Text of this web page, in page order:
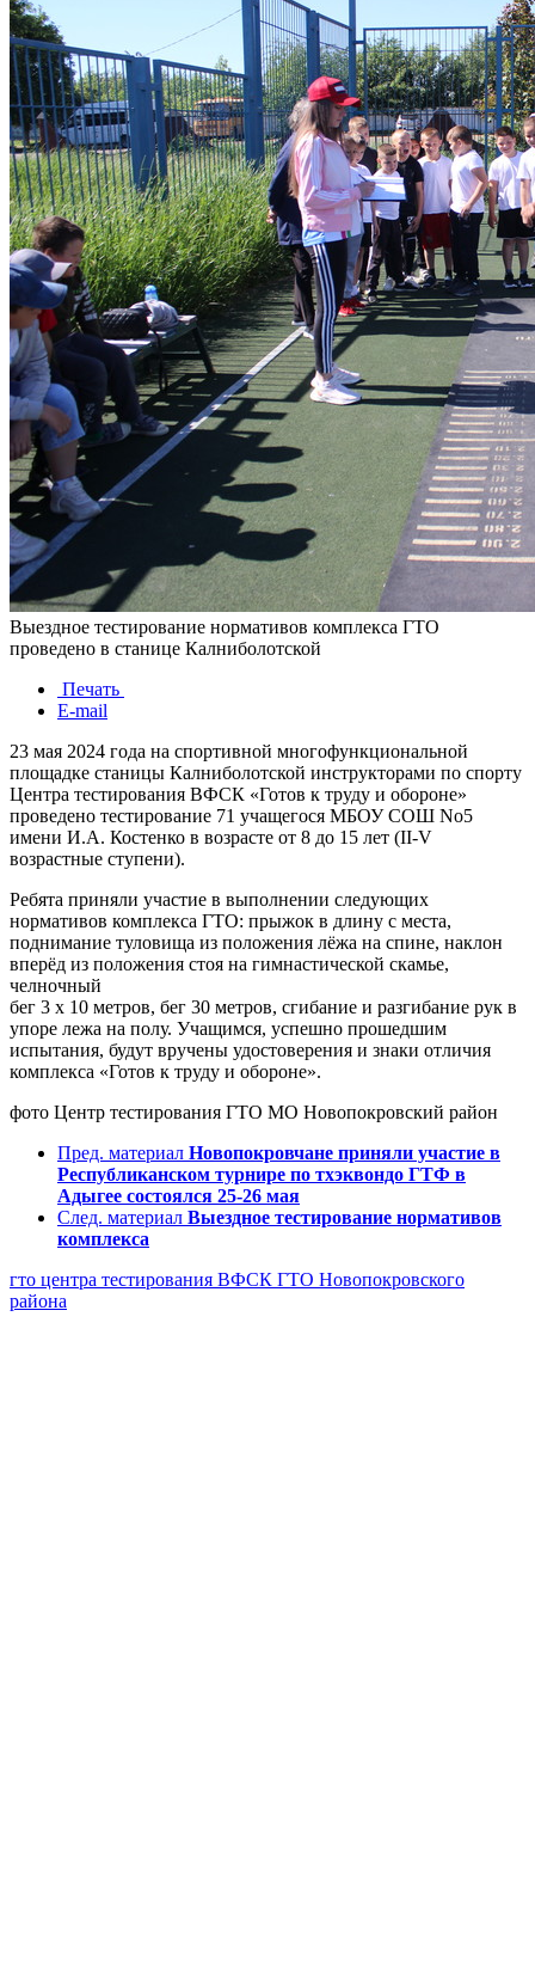
Выездное тестирование нормативов комплекса ГТО
проведено в станице Калниболотской
Печать
E-mail
23 мая 2024 года на спортивной многофункциональной
площадке станицы Калниболотской инструкторами по спорту
Центра тестирования ВФСК «Готов к труду и обороне»
проведено тестирование 71 учащегося МБОУ СОШ No5
имени И.А. Костенко в возрасте от 8 до 15 лет (II-V
возрастные ступени).
Ребята приняли участие в выполнении следующих
нормативов комплекса ГТО: прыжок в длину с места,
поднимание туловища из положения лёжа на спине, наклон
вперёд из положения стоя на гимнастической скамье,
челночный
бег 3 х 10 метров, бег 30 метров, сгибание и разгибание рук в
упоре лежа на полу. Учащимся, успешно прошедшим
испытания, будут вручены удостоверения и знаки отличия
комплекса «Готов к труду и обороне».
фото Центр тестирования ГТО МО Новопокровский район
Пред. материал Новопокровчане приняли участие в
Республиканском турнире по тхэквондо ГТФ в
Адыгее состоялся 25-26 мая
След. материал Выездное тестирование нормативов
комплекса
гто центра тестирования ВФСК ГТО Новопокровского
района